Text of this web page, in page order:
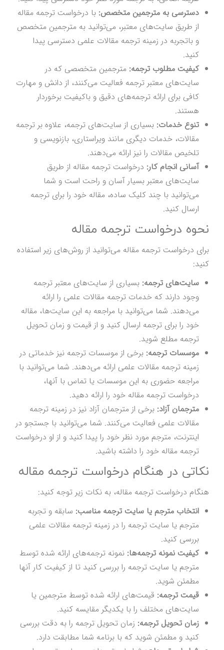
دسترسی به مترجمین متخصص: با درخواست ترجمه مقاله
از طریق سایت‌های معتبر، می‌توانید به مترجمین متخصص
و باتجربه در زمینه ترجمه مقالات علمی دسترسی پیدا
کنید.
کیفیت مطلوب ترجمه: مترجمین متخصصی که در
سایت‌های معتبر ترجمه فعالیت می‌کنند، از دانش و مهارت
کافی برای ارائه ترجمه‌های دقیق و باکیفیت برخوردار
هستند.
تنوع خدمات: بسیاری از سایت‌های ترجمه، علاوه بر ترجمه
مقالات، خدمات دیگری مانند ویراستاری، بازنویسی و
تلخیص مقالات را نیز ارائه می‌دهند.
آسانی انجام کار: درخواست ترجمه مقاله از طریق
سایت‌های معتبر بسیار آسان و راحت است و شما
می‌توانید با چند کلیک ساده، مقاله خود را برای ترجمه
ارسال کنید.
نحوه درخواست ترجمه مقاله
برای درخواست ترجمه مقاله می‌توانید از روش‌های زیر استفاده
کنید:
سایت‌های ترجمه: بسیاری از سایت‌های معتبر ترجمه
وجود دارند که خدمات ترجمه مقالات علمی را ارائه
می‌دهند. شما می‌توانید با مراجعه به این سایت‌ها، مقاله
خود را برای ترجمه ارسال کنید و از قیمت و زمان تحویل
ترجمه مطلع شوید.
موسسات ترجمه: برخی از موسسات ترجمه نیز خدماتی در
زمینه ترجمه مقالات علمی ارائه می‌دهند. شما می‌توانید با
مراجعه حضوری به این موسسات یا تماس با آنها،
درخواست ترجمه مقاله خود را ارائه دهید.
مترجمان آزاد: برخی از مترجمان آزاد نیز در زمینه ترجمه
مقالات علمی فعالیت می‌کنند. شما می‌توانید با جستجو در
اینترنت، مترجم مورد نظر خود را پیدا کنید و از او درخواست
ترجمه مقاله خود را داشته باشید.
نکاتی در هنگام درخواست ترجمه مقاله
هنگام درخواست ترجمه مقاله، به نکات زیر توجه کنید:
انتخاب مترجم یا سایت ترجمه مناسب: سابقه و تجربه
مترجم یا سایت ترجمه را در زمینه ترجمه مقالات علمی
بررسی کنید.
کیفیت نمونه ترجمه‌ها: نمونه ترجمه‌های ارائه شده توسط
مترجم یا سایت ترجمه را بررسی کنید تا از کیفیت کار آنها
مطمئن شوید.
قیمت ترجمه: قیمت‌های ارائه شده توسط مترجمین یا
سایت‌های مختلف را با یکدیگر مقایسه کنید.
زمان تحویل ترجمه: زمان تحویل ترجمه را به دقت بررسی
کنید و مطمئن شوید که با برنامه شما مطابقت دارد.